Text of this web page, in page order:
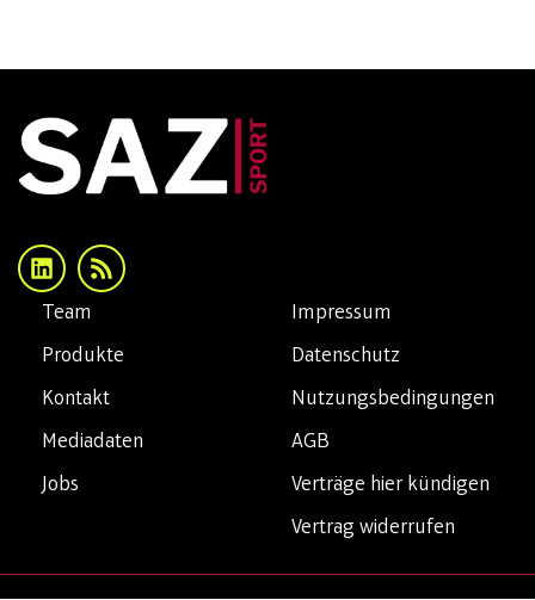
Impressum
Datenschutz
Nutzungsbedingungen
AGB
Verträge hier kündigen
Vertrag widerrufen
Team
Produkte
Kontakt
Mediadaten
Jobs